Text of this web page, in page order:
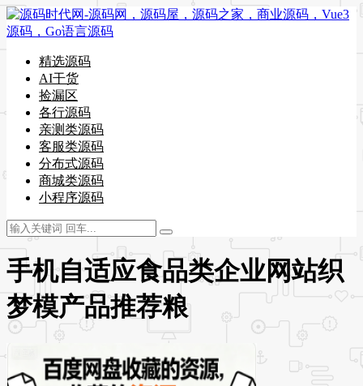
精选源码
AI干货
捡漏区
各行源码
亲测类源码
客服类源码
分布式源码
商城类源码
小程序源码
手机自适应食品类企业网站织
梦模产品推荐粮